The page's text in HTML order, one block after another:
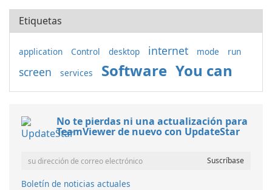
Etiquetas
application Control desktop internet mode run
screen services Software You can
No te pierdas ni una actualización para
TeamViewer de nuevo con UpdateStar
Boletín de noticias actuales